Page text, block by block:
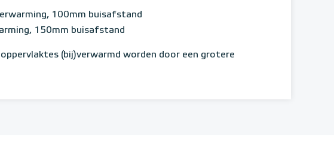
100mm buisafstand
150mm buisafstand
(bij)verwarmd worden door een grotere